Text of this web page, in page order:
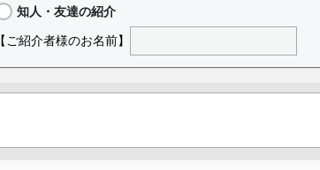
知人・友達の紹介
【ご紹介者様のお名前】